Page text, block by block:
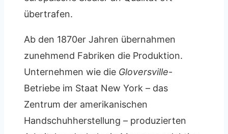
übertrafen.
Ab den 1870er Jahren übernahmen
zunehmend Fabriken die Produktion.
Unternehmen wie die Gloversville-
Betriebe im Staat New York – das
Zentrum der amerikanischen
Handschuhherstellung – produzierten